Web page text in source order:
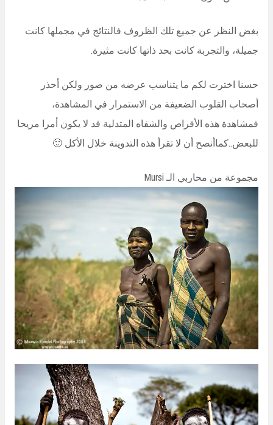
بغض النظر عن جميع تلك الظروف فالنتائج في مجملها كانت
جميلة، والتجربة كانت بحد ذاتها كانت مثيرة.
حسنا اخترت لكم ما يتناسب عرضه من صور ولكن أحذر
أصحاب القلوب الضعيفة من الاستمرار في المشاهدة،
فمشاهدة هذه الأقراص والشفاه المتدلية قد لا يكون أمرا مريحا
للبعض..كماأنصح أن لا تقرأ هذه التدوينة خلال الأكل 🙂
مجموعة من محاربي الـ Mursi